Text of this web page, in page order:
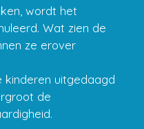
wordt het
Wat zien de
ze erover
kinderen uitgedaagd
de